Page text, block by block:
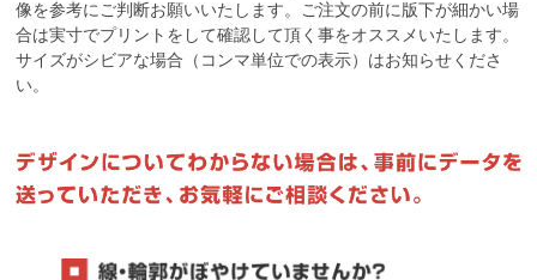
像を参考にご判断お願いいたします。ご注文の前に版下が細かい場
合は実寸でプリントをして確認して頂く事をオススメいたします。
サイズがシビアな場合（コンマ単位での表示）はお知らせくださ
い。